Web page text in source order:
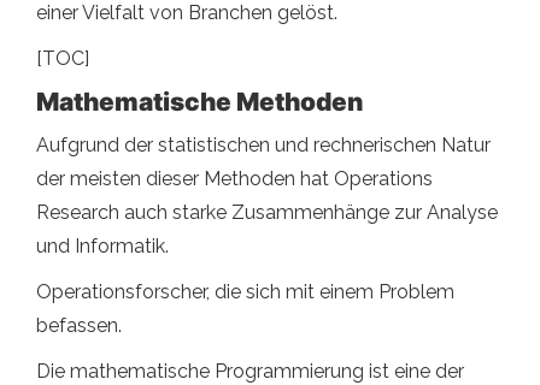
einer Vielfalt von Branchen gelöst.
[TOC]
Mathematische Methoden
Aufgrund der statistischen und rechnerischen Natur
der meisten dieser Methoden hat Operations
Research auch starke Zusammenhänge zur Analyse
und Informatik.
Operationsforscher, die sich mit einem Problem
befassen.
Die mathematische Programmierung ist eine der